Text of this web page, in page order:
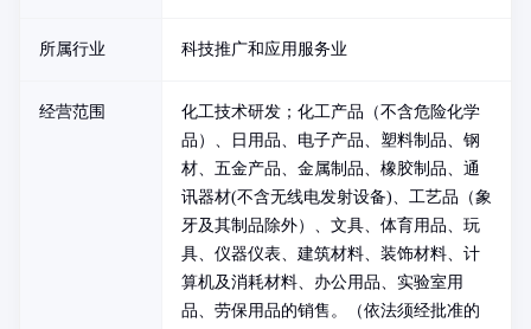
所属行业 科技推广和应用服务业
经营范围
化工技术研发；化工产品（不含危险化学
品）、日用品、电子产品、塑料制品、钢
材、五金产品、金属制品、橡胶制品、通
讯器材(不含无线电发射设备)、工艺品（象
牙及其制品除外）、文具、体育用品、玩
具、仪器仪表、建筑材料、装饰材料、计
算机及消耗材料、办公用品、实验室用
品、劳保用品的销售。（依法须经批准的